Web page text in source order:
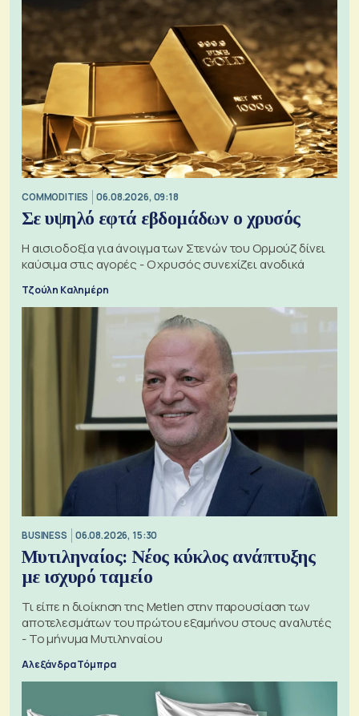
COMMODITIES 06.08.2026, 09:18
Σε υψηλό εφτά εβδομάδων ο χρυσός
Η αισιοδοξία για άνοιγμα των Στενών του Ορμούζ δίνει
καύσιμα στις αγορές - Ο χρυσός συνεχίζει ανοδικά
Τζούλη Καλημέρη
BUSINESS 06.08.2026, 15:30
Μυτιληναίος: Νέος κύκλος ανάπτυξης
με ισχυρό ταμείο
Τι είπε η διοίκηση της Metlen στην παρουσίαση των
αποτελεσμάτων του πρώτου εξαμήνου στους αναλυτές
- Το μήνυμα Μυτιληναίου
Αλεξάνδρα Τόμπρα